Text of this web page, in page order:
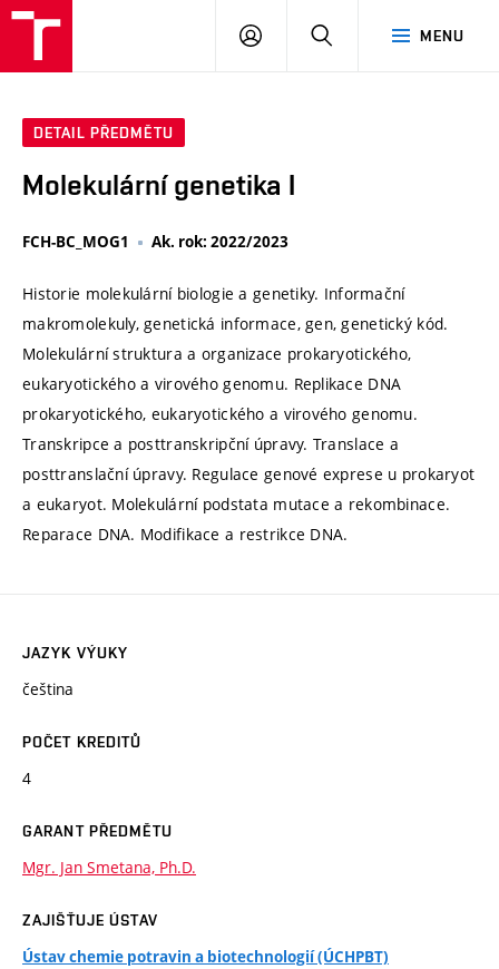
MENU
PŘIHLÁSIT
DETAIL PŘEDMĚTU
Molekulární genetika I
FCH-BC_MOG1 Ak. rok: 2022/2023
Historie molekulární biologie a genetiky. Informační
makromolekuly, genetická informace, gen, genetický kód.
Molekulární struktura a organizace prokaryotického,
eukaryotického a virového genomu. Replikace DNA
prokaryotického, eukaryotického a virového genomu.
Transkripce a posttranskripční úpravy. Translace a
posttranslační úpravy. Regulace genové exprese u prokaryot
a eukaryot. Molekulární podstata mutace a rekombinace.
Reparace DNA. Modifikace a restrikce DNA.
JAZYK VÝUKY
čeština
POČET KREDITŮ
4
GARANT PŘEDMĚTU
Mgr. Jan Smetana, Ph.D.
ZAJIŠŤUJE ÚSTAV
Ústav chemie potravin a biotechnologií (ÚCHPBT)